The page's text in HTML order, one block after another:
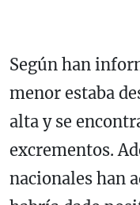
Según han
menor estaba
alta y se
excrementos.
nacionales han